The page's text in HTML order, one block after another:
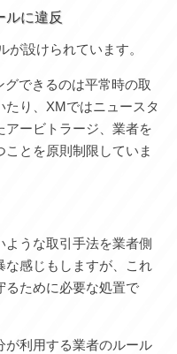
ルに違反
設けられています。
できるのは平常時の取
り、XMではニュースタ
アービトラージ、業者を
とを原則制限していま
ような取引手法を業者側
な感じもしますが、これ
るために必要な処置で
が利用する業者のルール